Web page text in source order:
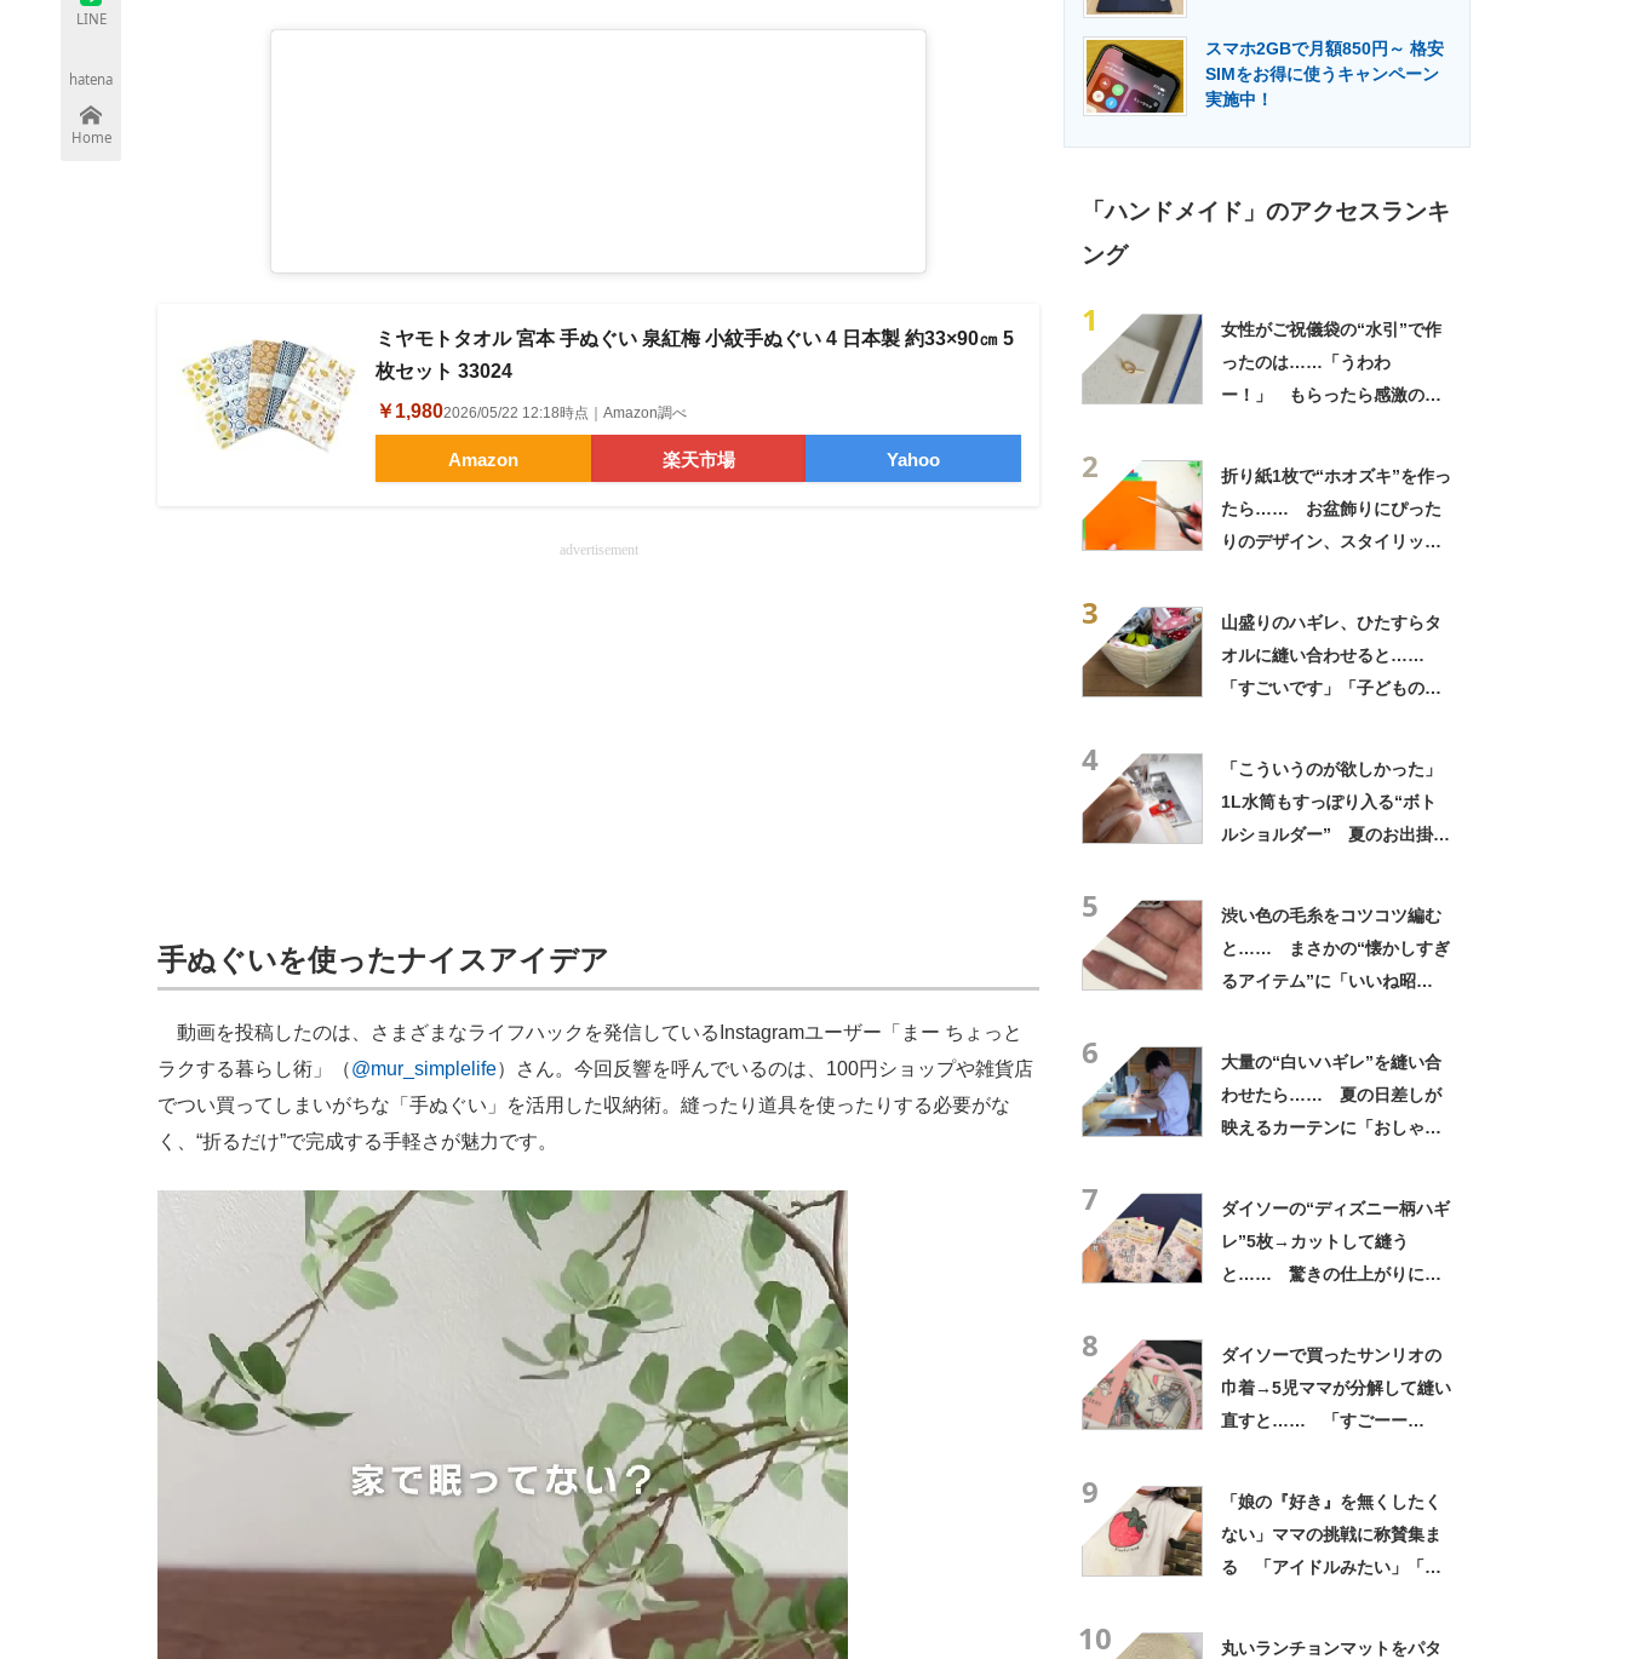
LINE
hatena
Home
ミヤモトタオル 宮本 手ぬぐい 泉紅梅 小紋手ぬぐい 4 日本製 約33×90㎝ 5
枚セット 33024
￥1,9802026/05/22 12:18時点｜Amazon調べ
Amazon 楽天市場 Yahoo
advertisement
手ぬぐいを使ったナイスアイデア
動画を投稿したのは、さまざまなライフハックを発信しているInstagramユーザー「まー ちょっと
ラクする暮らし術」（@mur_simplelife）さん。今回反響を呼んでいるのは、100円ショップや雑貨店
でつい買ってしまいがちな「手ぬぐい」を活用した収納術。縫ったり道具を使ったりする必要がな
く、“折るだけ”で完成する手軽さが魅力です。
スマホ2GBで月額850円～ 格安
SIMをお得に使うキャンペーン
実施中！
「ハンドメイド」のアクセスランキ
ング
1
女性がご祝儀袋の“水引”で作
ったのは……「うわわ
ー！」 もらったら感激のデ
2
折り紙1枚で“ホオズキ”を作っ
たら…… お盆飾りにぴった
りのデザイン、スタイリッシ
3
山盛りのハギレ、ひたすらタ
オルに縫い合わせると……
「すごいです」「子どもの服
4
「こういうのが欲しかった」
1L水筒もすっぽり入る“ボト
ルショルダー” 夏のお出掛け
5
渋い色の毛糸をコツコツ編む
と…… まさかの“懐かしすぎ
るアイテム”に「いいね昭
6
大量の“白いハギレ”を縫い合
わせたら…… 夏の日差しが
映えるカーテンに「おしゃ
7
ダイソーの“ディズニー柄ハギ
レ”5枚→カットして縫う
と…… 驚きの仕上がりに
8
ダイソーで買ったサンリオの
巾着→5児ママが分解して縫い
直すと…… 「すごーー
9
「娘の『好き』を無くしたく
ない」ママの挑戦に称賛集ま
る 「アイドルみたい」「こ
10
丸いランチョンマットをパタ